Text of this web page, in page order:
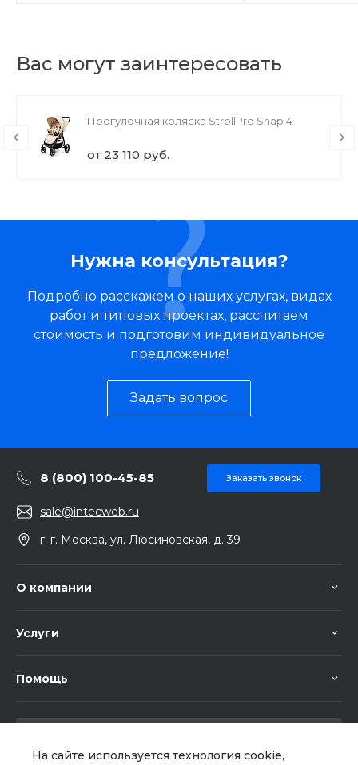
На сайте используется технология cookie,
Вас могут заинтересовать
Прогулочная коляска StrollPro Snap 4
от 23 110 руб.
Нужна консультация?
Подробно расскажем о наших услугах, видах
работ и типовых проектах, рассчитаем
стоимость и подготовим индивидуальное
предложение!
Задать вопрос
8 (800) 100-45-85 Заказать звонок
sale@intecweb.ru
г. г. Москва, ул. Люсиновская, д. 39
О компании
Услуги
Помощь